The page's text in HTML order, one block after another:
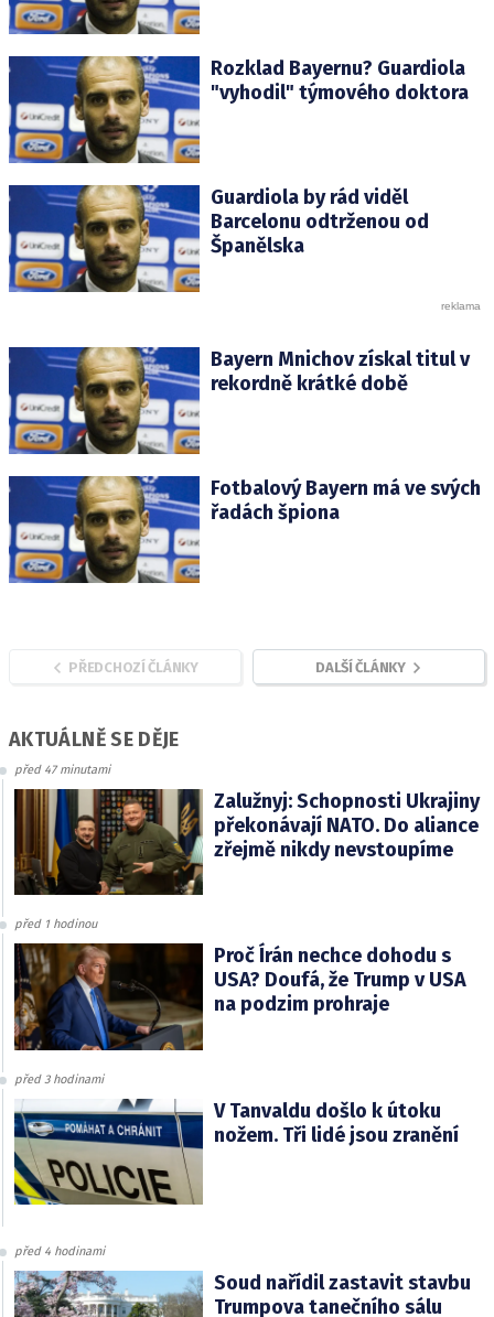
Rozklad Bayernu? Guardiola
"vyhodil" týmového doktora
Guardiola by rád viděl
Barcelonu odtrženou od
Španělska
Bayern Mnichov získal titul v
rekordně krátké době
Fotbalový Bayern má ve svých
řadách špiona
PŘEDCHOZÍ ČLÁNKY DALŠÍ ČLÁNKY
AKTUÁLNĚ SE DĚJE
před 47 minutami
Zalužnyj: Schopnosti Ukrajiny
překonávají NATO. Do aliance
zřejmě nikdy nevstoupíme
před 1 hodinou
Proč Írán nechce dohodu s
USA? Doufá, že Trump v USA
na podzim prohraje
před 3 hodinami
V Tanvaldu došlo k útoku
nožem. Tři lidé jsou zranění
před 4 hodinami
Soud nařídil zastavit stavbu
Trumpova tanečního sálu